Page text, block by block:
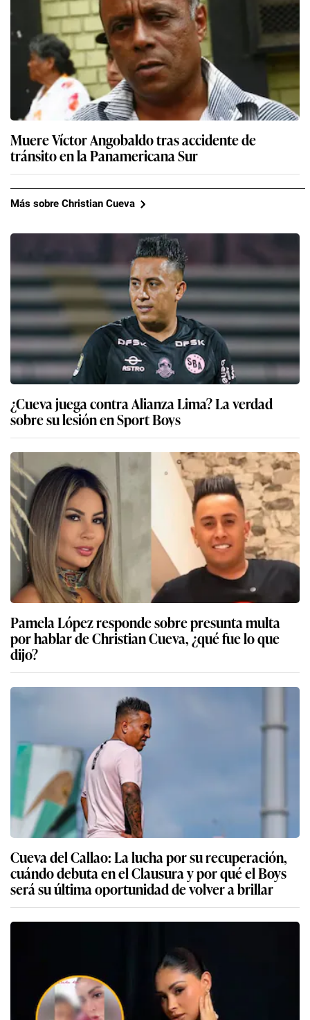
Muere Víctor Angobaldo tras accidente de
tránsito en la Panamericana Sur
Más sobre Christian Cueva
¿Cueva juega contra Alianza Lima? La verdad
sobre su lesión en Sport Boys
Pamela López responde sobre presunta multa
por hablar de Christian Cueva, ¿qué fue lo que
dijo?
Cueva del Callao: La lucha por su recuperación,
cuándo debuta en el Clausura y por qué el Boys
será su última oportunidad de volver a brillar